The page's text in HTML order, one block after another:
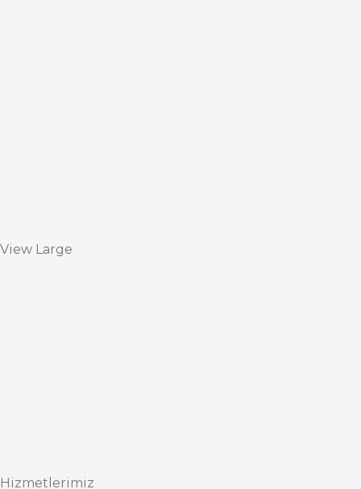
View Large
Hizmetlerimiz